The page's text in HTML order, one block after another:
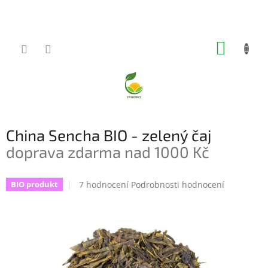
China Sencha BIO - zelený čaj
doprava zdarma nad 1000 Kč
BIO produkt
Průměrné
z
5
hvězdiček.
7 hodnocení Podrobnosti hodnocení